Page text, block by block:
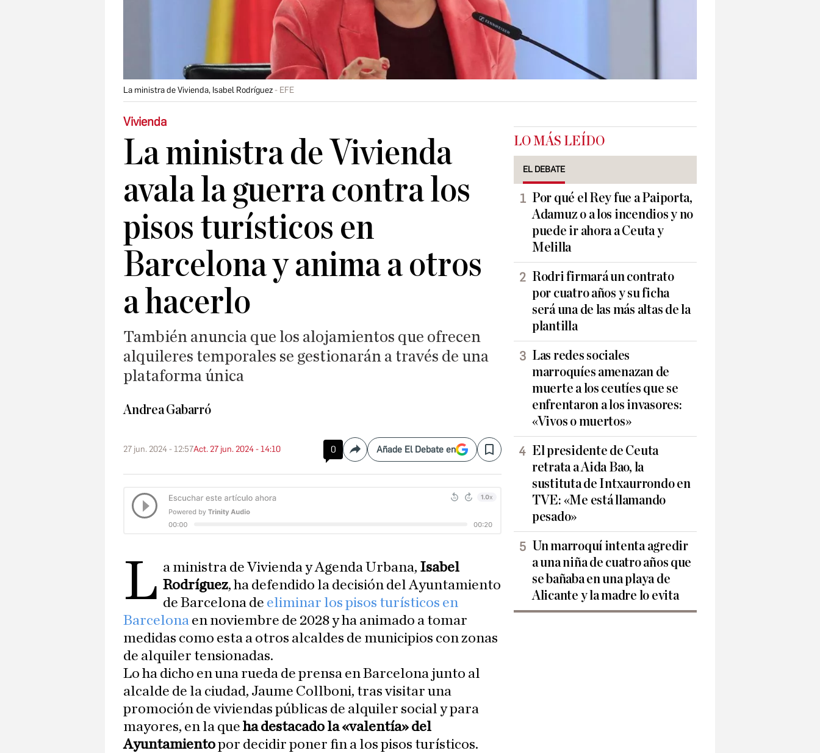
La ministra de Vivienda, Isabel Rodríguez EFE
Vivienda
La ministra de Vivienda
avala la guerra contra los
pisos turísticos en
Barcelona y anima a otros
a hacerlo
También anuncia que los alojamientos que ofrecen
alquileres temporales se gestionarán a través de una
plataforma única
Andrea Gabarró
27 jun. 2024 - 12:57Act. 27 jun. 2024 - 14:10 0 CompartirAñade El Debate en Save
L a ministra de Vivienda y Agenda Urbana, Isabel
Rodríguez, ha defendido la decisión del Ayuntamiento
de Barcelona de eliminar los pisos turísticos en
Barcelona en noviembre de 2028 y ha animado a tomar
medidas como esta a otros alcaldes de municipios con zonas
de alquiler tensionadas.
Lo ha dicho en una rueda de prensa en Barcelona junto al
alcalde de la ciudad, Jaume Collboni, tras visitar una
promoción de viviendas públicas de alquiler social y para
mayores, en la que ha destacado la «valentía» del
Ayuntamientopor decidir poner fin a los pisos turísticos.
LO MÁS LEÍDO
EL DEBATE
Por qué el Rey fue a Paiporta,
Adamuz o a los incendios y no
puede ir ahora a Ceuta y
Melilla
Rodri firmará un contrato
por cuatro años y su ficha
será una de las más altas de la
plantilla
Las redes sociales
marroquíes amenazan de
muerte a los ceutíes que se
enfrentaron a los invasores:
«Vivos o muertos»
El presidente de Ceuta
retrata a Aida Bao, la
sustituta de Intxaurrondo en
TVE: «Me está llamando
pesado»
Un marroquí intenta agredir
a una niña de cuatro años que
se bañaba en una playa de
Alicante y la madre lo evita